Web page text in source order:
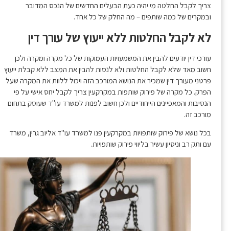
צריך לקבל החלטה מי יהיה כעת הבעלים החדשים של הנכס המדובר
ובמקרים של כמה שותפים – מה החלק של כל אחד.
לא לקבל החלטות ללא ייעוץ של עורך דין
עורכי דין יודעים להבין את המשמעויות העמוקות של כל מקרה ומקרה ולכן
חשוב מאד שלא לקבל החלטות ולא לנסות להבין את המצב ללא קבלת ייעוץ
פרטני מעורך דין שמכיר את הנושא המורכב הזה ויכול ללוות את המקרה שעל
הפרק. כל מקרה של פירוק שותפות במקרקעין צריך לקבל יחס אישי על פי
הנסיבות והמאפיינים הייחודיים ולכן חשוב לפנות למשרד עו"ד שעוסק בתחום
מורכב זה.
בכל נושא של פירוק שותפויות במקרקעין פנו למשרד עו"ד אליוב גרין, משרד
עם ותק רב וניסיון עשיר בליווי פירוק שותפויות.